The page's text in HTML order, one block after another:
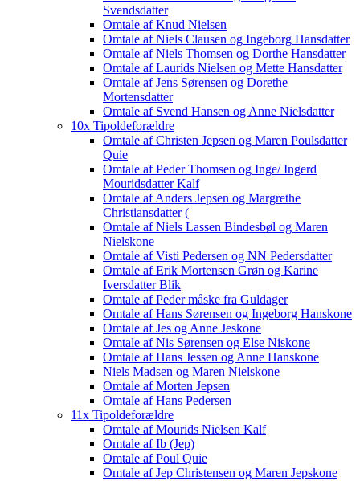
Svendsdatter
Omtale af Knud Nielsen
Omtale af Niels Clausen og Ingeborg Hansdatter
Omtale af Niels Thomsen og Dorthe Hansdatter
Omtale af Laurids Nielsen og Mette Hansdatter
Omtale af Jens Sørensen og Dorethe
Mortensdatter
Omtale af Svend Hansen og Anne Nielsdatter
10x Tipoldeforældre
Omtale af Christen Jepsen og Maren Poulsdatter
Quie
Omtale af Peder Thomsen og Inge/ Ingerd
Mouridsdatter Kalf
Omtale af Anders Jepsen og Margrethe
Christiansdatter (
Omtale af Niels Lassen Bindesbøl og Maren
Nielskone
Omtale af Visti Pedersen og NN Pedersdatter
Omtale af Erik Mortensen Grøn og Karine
Iversdatter Blik
Omtale af Peder måske fra Guldager
Omtale af Hans Sørensen og Ingeborg Hanskone
Omtale af Jes og Anne Jeskone
Omtale af Nis Sørensen og Else Niskone
Omtale af Hans Jessen og Anne Hanskone
Niels Madsen og Maren Nielskone
Omtale af Morten Jepsen
Omtale af Hans Pedersen
11x Tipoldeforældre
Omtale af Mourids Nielsen Kalf
Omtale af Ib (Jep)
Omtale af Poul Quie
Omtale af Jep Christensen og Maren Jepskone